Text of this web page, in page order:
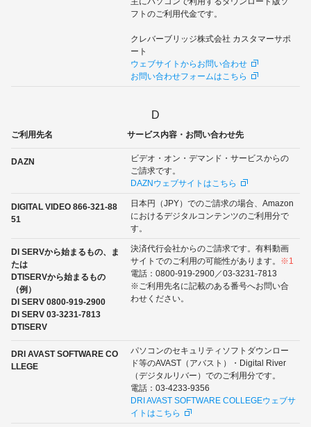
フトのご利用代金です。
クレバーブリッジ株式会社 カスタマーサポ
ート
ウェブサイトからお問い合わせ
お問い合わせフォームはこちら
D
ご利用先名 サービス内容・お問い合わせ先
DAZN
ビデオ・オン・デマンド・サービスからの
ご請求です。
DAZNウェブサイトはこちら
DIGITAL VIDEO 866-321-88
51
日本円（JPY）でのご請求の場合、Amazon
におけるデジタルコンテンツのご利用分で
す。
DI SERVから始まるもの、ま
たは
DTISERVから始まるもの
（例）
DI SERV 0800-919-2900
DI SERV 03-3231-7813
DTISERV
決済代行会社からのご請求です。有料動画
サイトでのご利用の可能性があります。 ※1
電話：0800-919-2900／03-3231-7813
※ご利用先名に記載のある番号へお問い合
わせください。
DRI AVAST SOFTWARE CO
LLEGE
パソコンのセキュリティソフトダウンロー
ド等のAVAST（アバスト）・Digital River
（デジタルリバー）でのご利用分です。
電話：03-4233-9356
DRI AVAST SOFTWARE COLLEGEウェブサ
イトはこちら